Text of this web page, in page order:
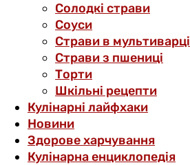
Солодкі страви
Соуси
Страви в мультиварці
Страви з пшениці
Торти
Шкільні рецепти
Кулінарні лайфхаки
Новини
Здорове харчування
Кулінарна енциклопедія